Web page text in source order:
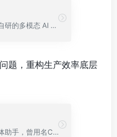
字节跳动 Seed 团队自研的多模态 AI 视频生成大模型
题，重构生产效率底层
开源的自托管AI智能体助手，曾用名Clawdbot、Moltbot